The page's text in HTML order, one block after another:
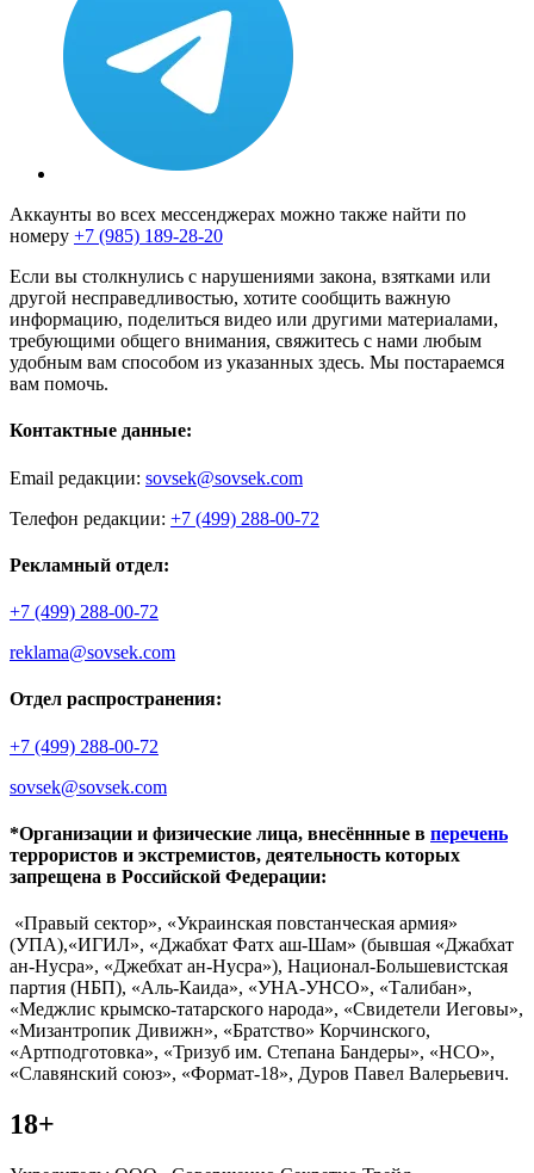
Аккаунты во всех мессенджерах можно также найти по
номеру +7 (985) 189-28-20
Если вы столкнулись с нарушениями закона, взятками или
другой несправедливостью, хотите сообщить важную
информацию, поделиться видео или другими материалами,
требующими общего внимания, свяжитесь с нами любым
удобным вам способом из указанных здесь. Мы постараемся
вам помочь.
Контактные данные:
Email редакции: sovsek@sovsek.com
Телефон редакции: +7 (499) 288-00-72
Рекламный отдел:
+7 (499) 288-00-72
reklama@sovsek.com
Отдел распространения:
+7 (499) 288-00-72
sovsek@sovsek.com
*Организации и физические лица, внесённные в перечень
террористов и экстремистов, деятельность которых
запрещена в Российской Федерации:
«Правый сектор», «Украинская повстанческая армия»
(УПА),«ИГИЛ», «Джабхат Фатх аш-Шам» (бывшая «Джабхат
ан-Нусра», «Джебхат ан-Нусра»), Национал-Большевистская
партия (НБП), «Аль-Каида», «УНА-УНСО», «Талибан»,
«Меджлис крымско-татарского народа», «Свидетели Иеговы»,
«Мизантропик Дивижн», «Братство» Корчинского,
«Артподготовка», «Тризуб им. Степана Бандеры», «НСО»,
«Славянский союз», «Формат-18», Дуров Павел Валерьевич.
18+